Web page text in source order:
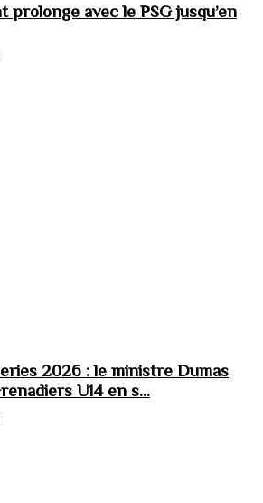
prolonge avec le PSG jusqu’en
2026 : le ministre Dumas
U14 en s...